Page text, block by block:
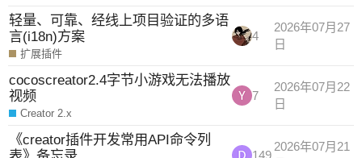
轻量、可靠、经线上项目验证的多语
言(i18n)方案
扩展插件
4
2026年07月27
日
cocoscreator2.4字节小游戏无法播放
视频
Creator 2.x
7
2026年07月22
日
《creator插件开发常用API命令列
2026年07月21